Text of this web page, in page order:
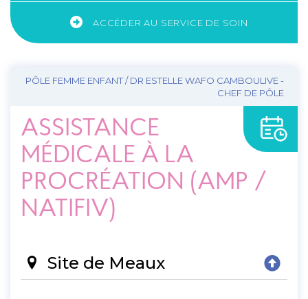
ACCÉDER AU SERVICE DE SOIN
PÔLE FEMME ENFANT / DR ESTELLE WAFO CAMBOULIVE -
CHEF DE PÔLE
ASSISTANCE
MÉDICALE À LA
PROCRÉATION (AMP /
NATIFIV)
Site de Meaux